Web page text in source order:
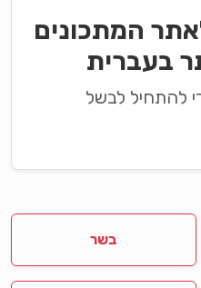
המתכונים
בעברית
להתחיל לבשל
בשר